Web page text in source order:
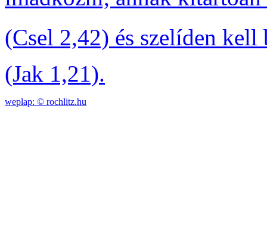
(Csel 2,42) és szelíden
(Jak 1,21).
weplap: © rochlitz.hu